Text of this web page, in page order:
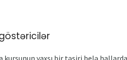
kursunun yaxşı bir təsiri belə